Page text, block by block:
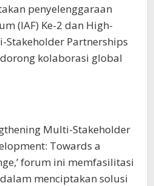
penyelenggaraan
(IAF) Ke-2 dan High-
Stakeholder Partnerships
kolaborasi global
Multi-Stakeholder
Towards a
forum ini memfasilitasi
menciptakan solusi